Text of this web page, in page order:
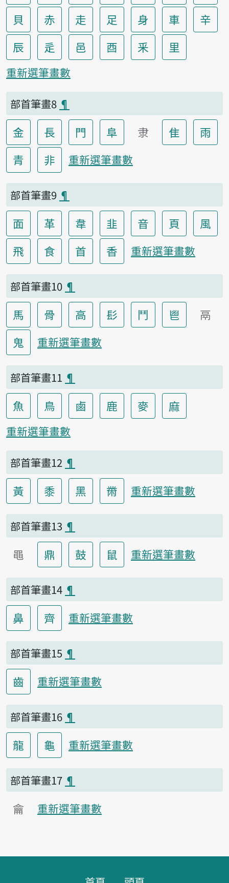
貝
赤 走 足 身 車
辛
辰
辵 邑 酉 釆 里
重新選筆畫數
部首筆畫8 ¶
金 長 門 阜 隶 隹
雨
青
非 重新選筆畫數
部首筆畫9 ¶
面 革 韋 韭 音 頁
風
飛
食 首 香 重新選筆畫數
部首筆畫10 ¶
馬 骨 高 髟 鬥 鬯
鬲
鬼
重新選筆畫數
部首筆畫11 ¶
魚 鳥 鹵 鹿 麥 麻
重新選筆畫數
部首筆畫12 ¶
黃 黍 黑 黹 重新選筆畫數
部首筆畫13 ¶
黽 鼎 鼓 鼠 重新選筆畫數
部首筆畫14 ¶
鼻 齊 重新選筆畫數
部首筆畫15 ¶
齒 重新選筆畫數
部首筆畫16 ¶
龍 龜 重新選筆畫數
部首筆畫17 ¶
龠 重新選筆畫數